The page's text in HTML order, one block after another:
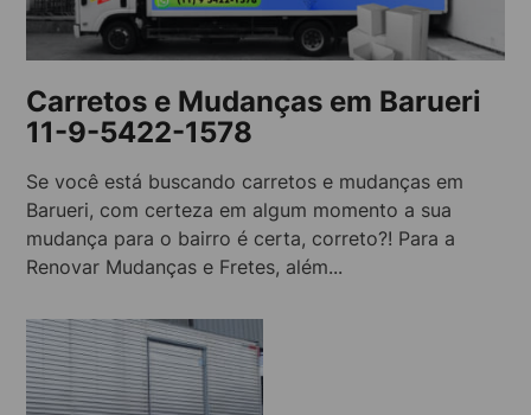
Carretos e Mudanças em Barueri
11-9-5422-1578
Se você está buscando carretos e mudanças em
Barueri, com certeza em algum momento a sua
mudança para o bairro é certa, correto?! Para a
Renovar Mudanças e Fretes, além...